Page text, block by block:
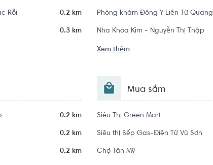
Rỗi 0.2 km
0.3 km
Phòng khám Đông Y Liên Từ Quang
Nha Khoa Kim - Nguyễn Thị Thập
Xem thêm
0.2 km
0.2 km
0.2 km
Mua sắm
Siêu Thị Green Mart
Siêu thị Bếp Gas-Điện Từ Vũ Sơn
Chợ Tân Mỹ